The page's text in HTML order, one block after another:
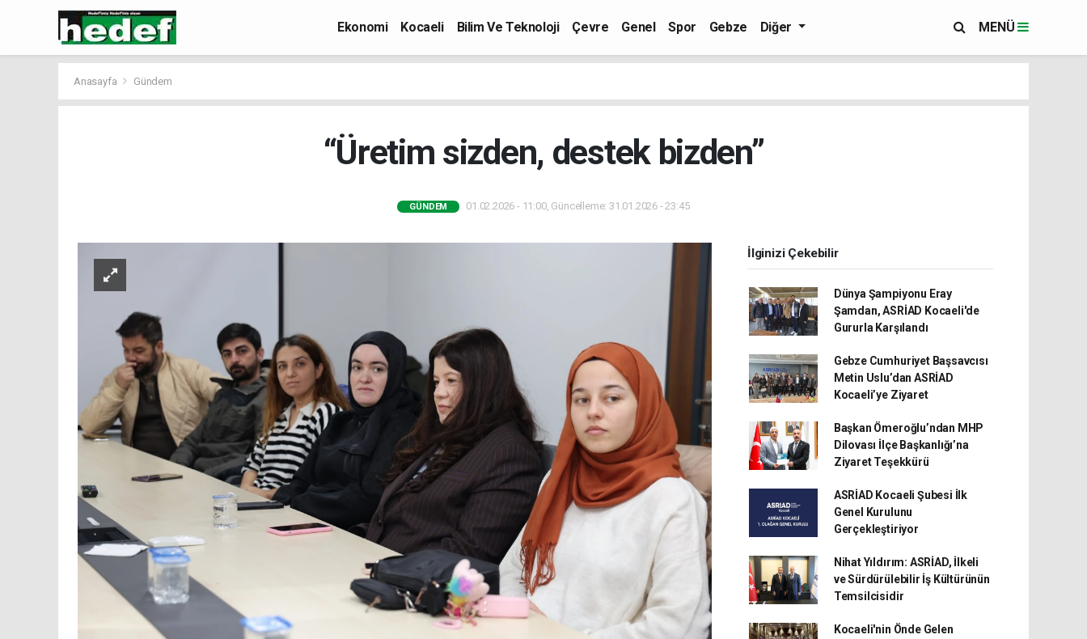
Ekonomi Kocaeli Bilim Ve Teknoloji Çevre Genel Spor Gebze Diğer MENÜ
Anasayfa Gündem
“Üretim sizden, destek bizden”
GÜNDEM 01.02.2026 - 11:00, Güncelleme: 31.01.2026 - 23:45
İlginizi Çekebilir
Dünya Şampiyonu Eray
Şamdan, ASRİAD Kocaeli'de
Gururla Karşılandı
Gebze Cumhuriyet Başsavcısı
Metin Uslu’dan ASRİAD
Kocaeli’ye Ziyaret
Başkan Ömeroğlu’ndan MHP
Dilovası İlçe Başkanlığı’na
Ziyaret Teşekkürü
ASRİAD Kocaeli Şubesi İlk
Genel Kurulunu
Gerçekleştiriyor
Nihat Yıldırım: ASRİAD, İlkeli
ve Sürdürülebilir İş Kültürünün
Temsilcisidir
Kocaeli'nin Önde Gelen